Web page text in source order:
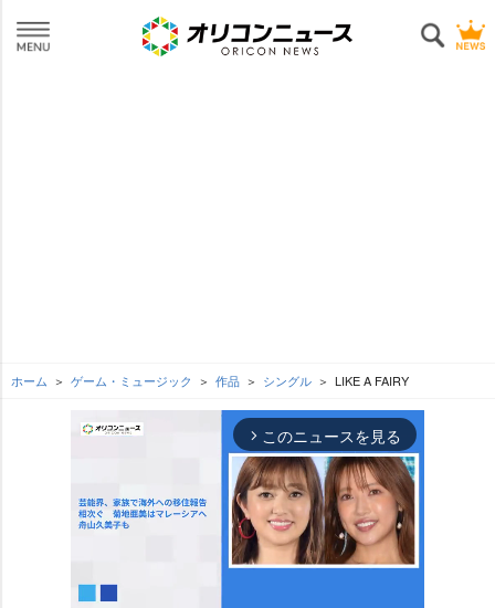
ホーム ゲーム・ミュージック 作品 シングル LIKE A FAIRY
arrow_forward_ios このニュースを見る